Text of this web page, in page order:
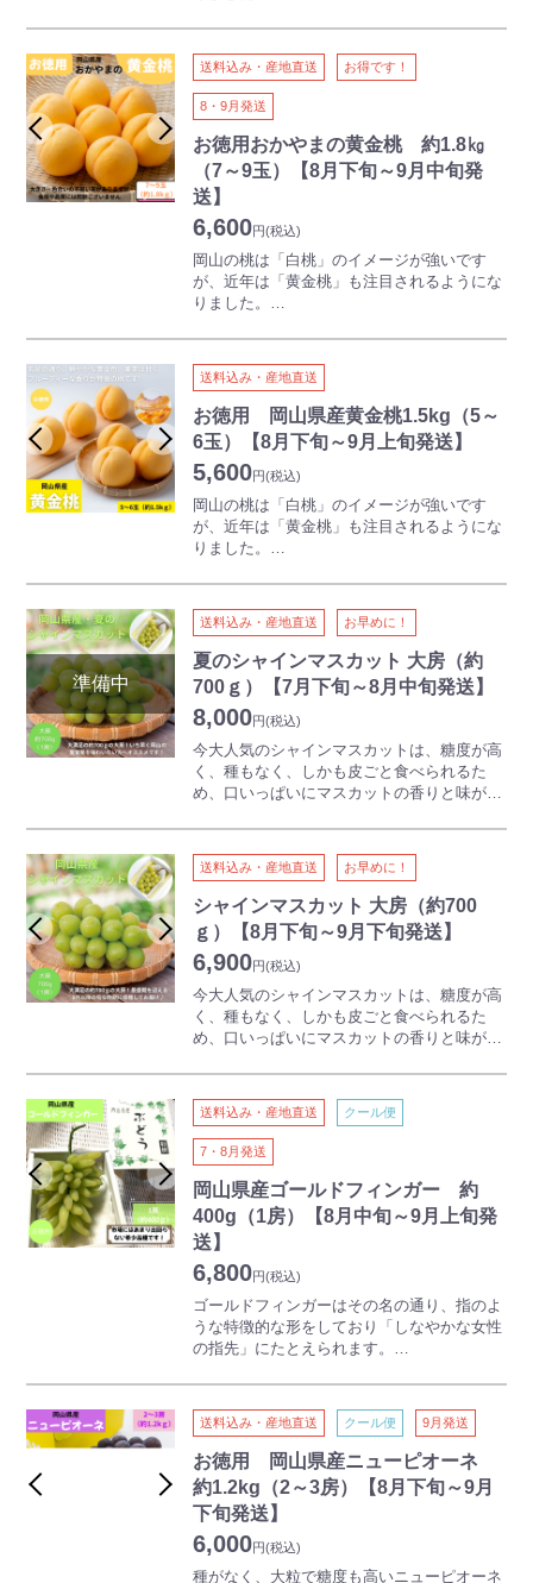
は、その名のとおり鮮やかな黄金色、果実は
甘く、フルーティーな香りが特徴です。
【ご注意】
本商品は離島・沖縄県・北海道にはお届けで
きません
本商品には熨斗をつけることができません
送料込み・産地直送 お得です！
8・9月発送
お徳用おかやまの黄金桃 約1.8㎏
（7～9玉）【8月下旬～9月中旬発
送】
6,600円(税込)
岡山の桃は「白桃」のイメージが強いです
が、近年は「黄金桃」も注目されるようにな
りました。
は、その名のとおり鮮やかな黄金色、果実は
甘く、フルーティーな香りが特徴です。
【ご注意】
本商品は離島・沖縄県・北海道にはお届けで
きません
本商品には熨斗をつけることができません
送料込み・産地直送
お徳用 岡山県産黄金桃1.5kg（5～
6玉）【8月下旬～9月上旬発送】
5,600円(税込)
岡山の桃は「白桃」のイメージが強いです
が、近年は「黄金桃」も注目されるようにな
りました。
は、その名のとおり鮮やかな黄金色、果実は
甘くフルーティーな香りが特徴です。
黄肉種特有の濃厚な甘さとコクのある味わい
で、“まるでマンゴーのよう”と言われるほ
ど。
白桃とはひと味違った風味をお楽しみくださ
い!
大きさや色合いの不揃い等がございますが食
味や品質には問題なく、ご家庭でお楽しみい
ただける商品となっております。
岡山は「晴れの国」と紹介されるほど、年間
暖な地の利があります。
大きな地域から温暖な地域など多岐に亘りま
す。
この豊かな自然の中で育まれた岡山の農産物
の品質は高く、特に白桃は全国でも高い知名
度と生産量を誇ります。
一つひとつ手間ひまを惜しまずに育まれた高
品質なフルーツ、それが岡山のフルーツで
い！
送料込み・産地直送 お早めに！
夏のシャインマスカット 大房（約
700ｇ）【7月下旬～8月中旬発送】
8,000円(税込)
今大人気のシャインマスカットは、糖度が高
く、種もなく、しかも皮ごと食べられるた
め、口いっぱいにマスカットの香りと味が広
岡山産のシャインマスカットは、安定したク
オリティと美しいルックスに定評がありま
す。
【大粒で、色づき良好。甘みと酸味のバラン
スがとれた 岡山育ちの絶品ぶどう】
白桃と肩を並べ、岡山を代表する果物として
有名なのが、多種多様なぶどうです。
色づきのよさ、高い糖度と適度な酸味、大粒
の果実からあふれ出す果汁。
いずれのぶどうも質の高さが魅力で、その確
かな味を求め全国から注文が相次ぐ岡山が誇
「岡山のぶどうは他とは違う」。そう言われ
るゆえんは、温暖で台風などの災害も少ない
気候風土に加え、明治の頃から先人達による
たゆまない努力と、常に革新されていく技術
を今の世代の生産者たちが受け継いでいるか
らに他ありません。
送料込み・産地直送 お早めに！
シャインマスカット 大房（約700
ｇ）【8月下旬～9月下旬発送】
6,900円(税込)
今大人気のシャインマスカットは、糖度が高
く、種もなく、しかも皮ごと食べられるた
め、口いっぱいにマスカットの香りと味が広
岡山産のシャインマスカットは、安定したク
オリティと美しいルックスに定評がありま
す。
【大粒で、色づき良好。甘みと酸味のバラン
スがとれた 岡山育ちの絶品ぶどう】
白桃と肩を並べ、岡山を代表する果物として
有名なのが、多種多様なぶどうです。
色づきのよさ、高い糖度と適度な酸味、大粒
の果実からあふれ出す果汁。
いずれのぶどうも質の高さが魅力で、その確
かな味を求め全国から注文が相次ぐ岡山が誇
る特産品です。
「岡山のぶどうは他とは違う」。そう言われ
るゆえんは、温暖で台風などの災害も少ない
たゆまない努力と、常に革新されていく技術
らに他ありません。
送料込み・産地直送 クール便
7・8月発送
岡山県産ゴールドフィンガー 約
400g（1房）【8月中旬～9月上旬発
送】
6,800円(税込)
ゴールドフィンガーはその名の通り、指のよ
うな特徴的な形をしており「しなやかな女性
の指先」にたとえられます。
ー、甘みもぶどうの中で最も糖度の高いぶど
うの一つです。
種が少なく、皮ごと食べても美味しく、蜂蜜
のような芳醇な甘みが味わいでファンの多い
品種でもあります。
粒の美しい色と形と甘さはまさに高級ブドウ
の品格を感じさせてくれます。
送料込み・産地直送 クール便 9月発送
お徳用 岡山県産ニューピオーネ
約1.2kg（2～3房）【8月下旬～9月
下旬発送】
6,000円(税込)
種がなく、大粒で糖度も高いニューピオーネ